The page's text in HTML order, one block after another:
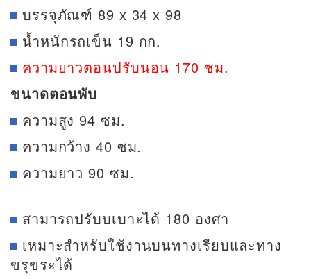
บรรจุภัณฑ์ 89 x 34 x 98
น้ำหนักรถเข็น 19 กก.
ความยาวตอนปรับนอน 170 ซม.
ขนาดตอนพับ
ความสูง 94 ซม.
ความกว้าง 40 ซม.
ความยาว 90 ซม.
สามารถปรับบเบาะได้ 180 องศา
เหมาะสำหรับใช้งานบนทางเรียบและทาง
ขรุขระได้